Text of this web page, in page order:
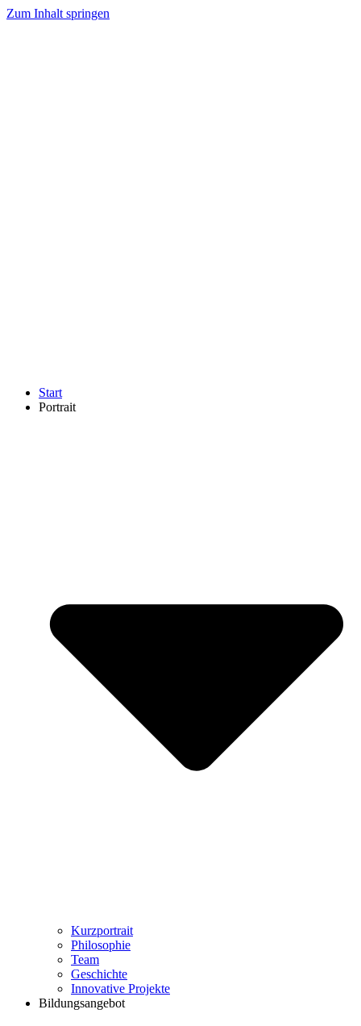
Zum Inhalt springen
Start
Portrait
Kurzportrait
Philosophie
Team
Geschichte
Innovative Projekte
Bildungsangebot